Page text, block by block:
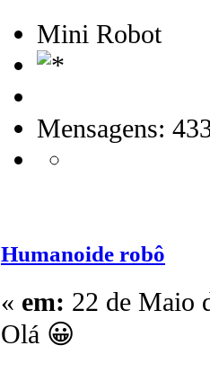
Mini Robot
Mensagens:
Humanoide robô
« em: 22 de Maio
Olá 😀